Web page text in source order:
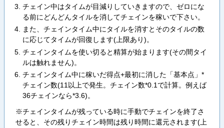
チェイン中はタイムが目減りしていきますので、ゼロにな
る前にどんどんタイルを消してチェインを稼いで下さい。
また、チェインタイム中にタイルを消すとそのタイルの数
に応じてタイムが回復します(上限あり)。
チェインタイムを使い切ると精算が始まります(その間タイ
ルは触れません)。
チェインタイム中に稼いだ得点+最初に消した「基本点」*
チェイン数(11以上で発生。チェイン数*0.1で計算。例えば
36チェインなら*3.6)。
※チェインタイムが残っている時に手動でチェインを終了さ
せると、その残りチェイン時間は残り時間に還元されます(上